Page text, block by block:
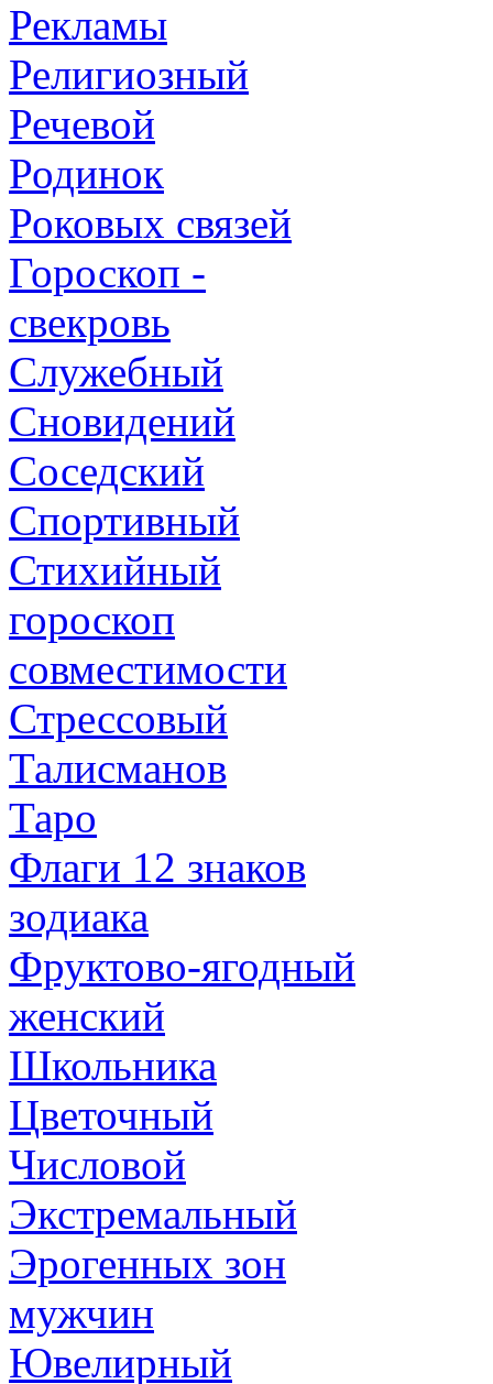
Рекламы
Религиозный
Речевой
Родинок
Роковых связей
Гороскоп -
свекровь
Служебный
Сновидений
Соседский
Спортивный
Стихийный
гороскоп
совместимости
Стрессовый
Талисманов
Таро
Флаги 12 знаков
зодиака
Фруктово-ягодный
женский
Школьника
Цветочный
Числовой
Экстремальный
Эрогенных зон
мужчин
Ювелирный